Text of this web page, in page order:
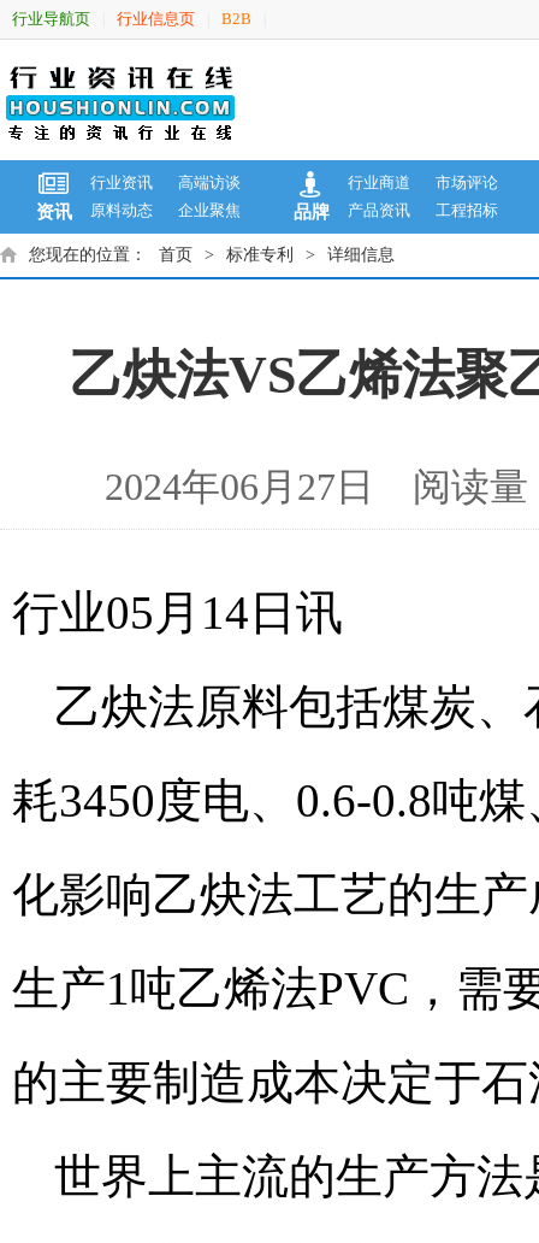
行业导航页 行业信息页 B2B
资讯
行业资讯
高端访谈
原料动态
企业聚焦 品牌
行业商道
市场评论
产品资讯
工程招标
您现在的位置： 首页 > 标准专利 > 详细信息
乙炔法VS乙烯法聚
2024年06月27日 阅读
行业05月14日讯
乙炔法原料包括煤炭
耗3450度电、0.6-0.8吨
化影响乙炔法工艺的生
生产1吨乙烯法PVC，需
的主要制造成本决定于
世界上主流的生产方